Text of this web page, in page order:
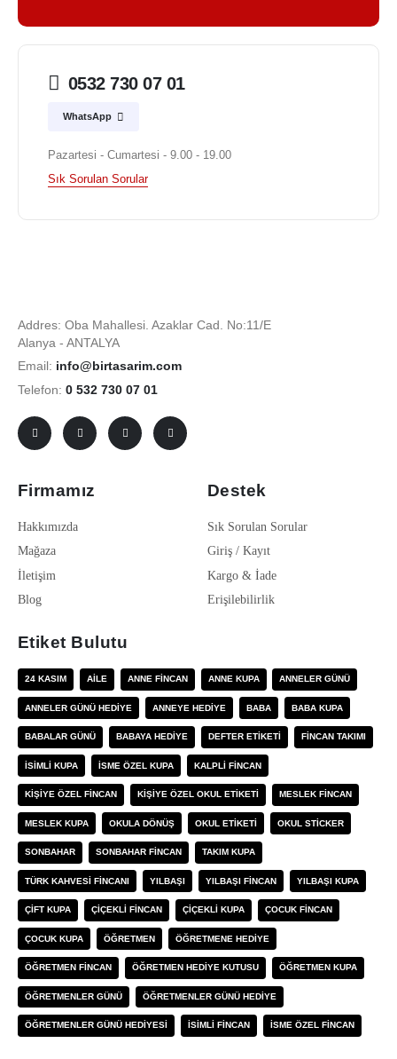
0532 730 07 01
WhatsApp
Pazartesi - Cumartesi - 9.00 - 19.00
Sık Sorulan Sorular
Addres: Oba Mahallesi. Azaklar Cad. No:11/E
Alanya - ANTALYA
Email: info@birtasarim.com
Telefon: 0 532 730 07 01
Firmamız
Hakkımızda
Mağaza
İletişim
Blog
Destek
Sık Sorulan Sorular
Giriş / Kayıt
Kargo & İade
Erişilebilirlik
Etiket Bulutu
24 KASIM AILE ANNE FINCAN ANNE KUPA ANNELER GÜNÜ
ANNELER GÜNÜ HEDIYE ANNEYE HEDIYE BABA BABA KUPA
BABALAR GÜNÜ BABAYA HEDIYE DEFTER ETIKETI FINCAN TAKIMI
ISIMLI KUPA ISME ÖZEL KUPA KALPLI FINCAN
KIŞIYE ÖZEL FINCAN KIŞIYE ÖZEL OKUL ETIKETI MESLEK FINCAN
MESLEK KUPA OKULA DÖNÜŞ OKUL ETIKETI OKUL STICKER
SONBAHAR SONBAHAR FINCAN TAKIM KUPA
TÜRK KAHVESI FINCANI YILBAŞI YILBAŞI FINCAN YILBAŞI KUPA
ÇIFT KUPA ÇIÇEKLI FINCAN ÇIÇEKLI KUPA ÇOCUK FINCAN
ÇOCUK KUPA ÖĞRETMEN ÖĞRETMENE HEDIYE
ÖĞRETMEN FINCAN ÖĞRETMEN HEDIYE KUTUSU ÖĞRETMEN KUPA
ÖĞRETMENLER GÜNÜ ÖĞRETMENLER GÜNÜ HEDIYE
ÖĞRETMENLER GÜNÜ HEDIYESI İSIMLI FINCAN İSME ÖZEL FINCAN